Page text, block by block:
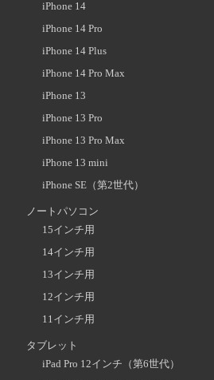
iPhone 14
iPhone 14 Pro
iPhone 14 Plus
iPhone 14 Pro Max
iPhone 13
iPhone 13 Pro
iPhone 13 Pro Max
iPhone 13 mini
iPhone SE（第2世代）
ノートパソコン
15インチ用
14インチ用
13インチ用
12インチ用
11インチ用
タブレット
iPad Pro 12インチ（第6世代）